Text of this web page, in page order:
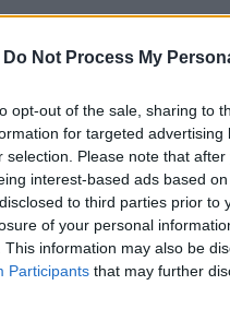
Do Not Process My
opt-out of the sale, sharing to
for targeted
selection. Please note that
interest-based ads based
to third parties prior
of your personal
This information may also be
Participants that may further
maître et lui dit :
filtres pour me dire ce que